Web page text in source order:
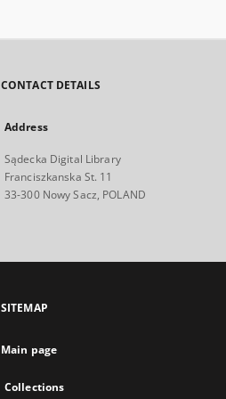
CONTACT DETAILS
Address
Sądecka Digital Library
Franciszkanska St. 11
33-300 Nowy Sacz, POLAND
SITEMAP
Main page
Collections